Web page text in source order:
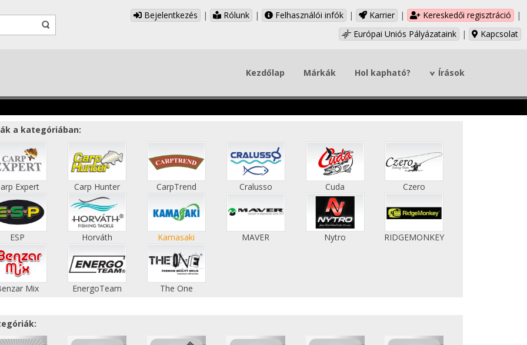
Bejelentkezés | Rólunk | Felhasználói infók | Karrier | Kereskedői regisztráció
|
Európai Uniós Pályázataink
| Kapcsolat
Kezdőlap Márkák Hol kapható? Írások
a kategóriában:
Expert Carp Hunter CarpTrend Cralusso Cuda Czero
ESP Horváth Kamasaki MAVER Nytro RIDGEMONKEY
Mix EnergoTeam The One